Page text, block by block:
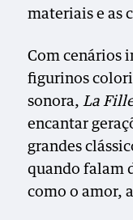
materiais e as
Com cenários
figurinos
sonora, La
encantar
grandes
quando falam
como o amor,